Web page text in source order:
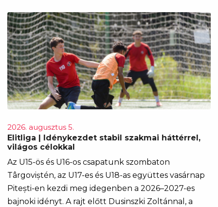
2026. augusztus 5.
Elitliga | Idénykezdet stabil szakmai háttérrel,
világos célokkal
Az U15-ös és U16-os csapatunk szombaton
Târgoviștén, az U17-es és U18-as együttes vasárnap
Pitești-en kezdi meg idegenben a 2026–2027-es
bajnoki idényt. A rajt előtt Dusinszki Zoltánnal, a